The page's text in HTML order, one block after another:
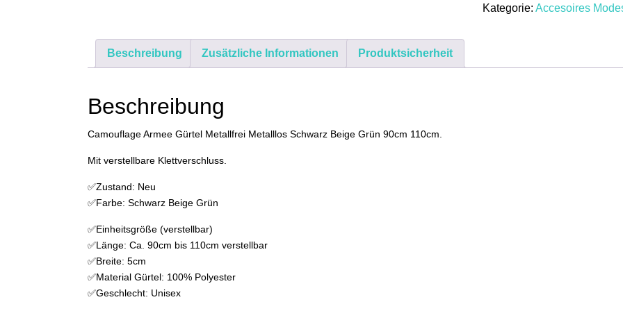
Metalllos
Kategorie: Accesoires
Beschreibung Zusätzliche Informationen Produktsicherheit
Beschreibung
Camouflage Armee Gürtel Metallfrei Metalllos Schwarz Beige Grün 90cm 110cm.
Mit verstellbare Klettverschluss.
✅Zustand: Neu
✅Farbe: Schwarz Beige Grün
✅Einheitsgröße (verstellbar)
✅Länge: Ca. 90cm bis 110cm verstellbar
✅Breite: 5cm
✅Material Gürtel: 100% Polyester
✅Geschlecht: Unisex